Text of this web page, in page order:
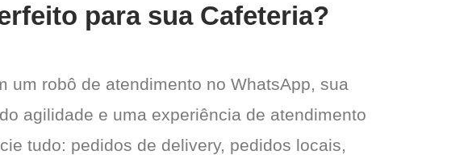
para sua Cafeteria?
um robô de atendimento no WhatsApp, sua
agilidade e uma experiência de atendimento
tudo: pedidos de delivery, pedidos locais,